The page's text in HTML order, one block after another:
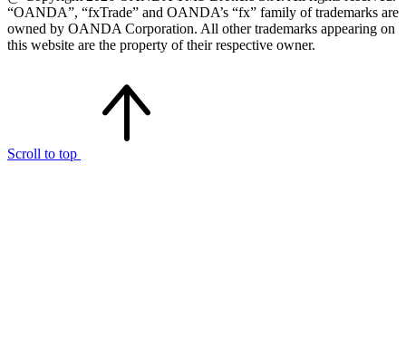
“OANDA”, “fxTrade” and OANDA’s “fx” family of trademarks are
owned by OANDA Corporation. All other trademarks appearing on
this website are the property of their respective owner.
Scroll to top